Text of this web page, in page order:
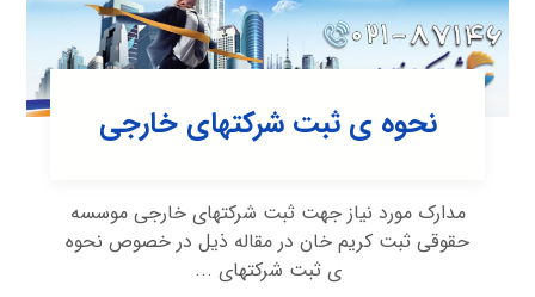
نحوه ی ثبت شرکتهای خارجی
مدارک مورد نیاز جهت ثبت شرکتهای خارجی موسسه
حقوقی ثبت کریم خان در مقاله ذیل در خصوص نحوه
ی ثبت شرکتهای ...